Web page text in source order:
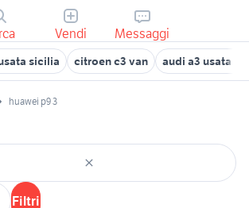
Vendi Messaggi
sicilia citroen c3 van audi a3 usata
huawei p9 3
Filtri